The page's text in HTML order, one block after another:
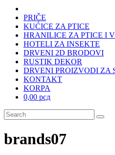
PRIČE
KUĆICE ZA PTICE
HRANILICE ZA PTICE I
HOTELI ZA INSEKTE
DRVENI 2D BRODOVI
RUSTIK DEKOR
DRVENI PROIZVODI ZA
KONTAKT
KORPA
0,00 рсд
brands07